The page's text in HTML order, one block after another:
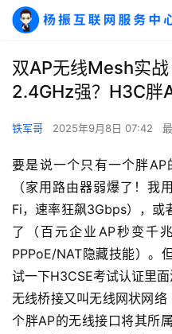
双AP无线Mesh实
2.4GHz强？H3C胖
铁军哥 2025年9月8日 07:42
要是说一个只有一个胖
（家用路由器弱爆了！我
Fi，速率狂飙3Gbps），或
了（百元企业AP秒变千
PPPoE/NAT隐藏技能）。
试一下H3CSE考试认证里面
无线桥接又叫无线网状网
个胖AP的无线接口将其所